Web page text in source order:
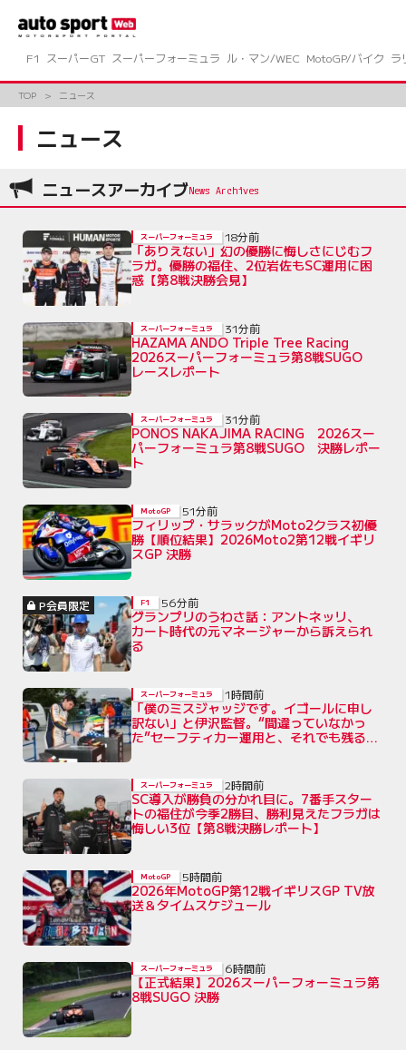
ツ
ス
F1 スーパーGT スーパーフォーミュラ ル・マン/WEC MotoGP/バイク ラ
TOP ニュース
ニュース
ニュースアーカイブ
「ありえない」幻の優勝に悔しさにじむフ
ラガ。優勝の福住、2位岩佐もSC運用に困
惑【第8戦決勝会見】
スーパーフォーミュラ 18分前
HAZAMA ANDO Triple Tree Racing
2026スーパーフォーミュラ第8戦SUGO
レースレポート
スーパーフォーミュラ 31分前
PONOS NAKAJIMA RACING 2026スー
パーフォーミュラ第8戦SUGO 決勝レポー
ト
スーパーフォーミュラ 31分前
フィリップ・サラックがMoto2クラス初優
勝【順位結果】2026Moto2第12戦イギリ
スGP 決勝
MotoGP 51分前
P会員限定
グランプリのうわさ話：アントネッリ、
カート時代の元マネージャーから訴えられ
る
F1 56分前
「僕のミスジャッジです。イゴールに申し
訳ない」と伊沢監督。“間違っていなかっ
た”セーフティカー運用と、それでも残る不
スーパーフォーミュラ 1時間前
SC導入が勝負の分かれ目に。7番手スター
トの福住が今季2勝目、勝利見えたフラガは
悔しい3位【第8戦決勝レポート】
スーパーフォーミュラ 2時間前
2026年MotoGP第12戦イギリスGP TV放
送＆タイムスケジュール
MotoGP 5時間前
【正式結果】2026スーパーフォーミュラ第
8戦SUGO 決勝
スーパーフォーミュラ 6時間前